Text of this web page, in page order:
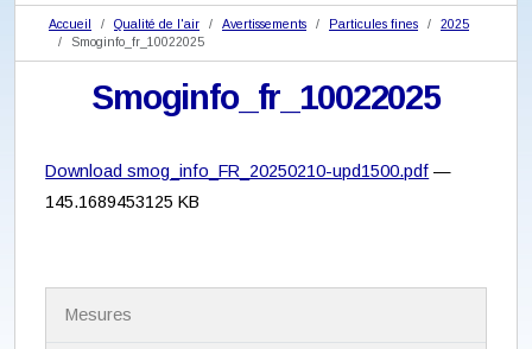
Accueil Qualité de l'air Avertissements Particules fines
2025
Smoginfo_fr_10022025
Smoginfo_fr_10022025
Download smog_info_FR_20250210-upd1500.pdf —
145.1689453125 KB
Mesures